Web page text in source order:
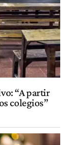
“A partir
colegios”